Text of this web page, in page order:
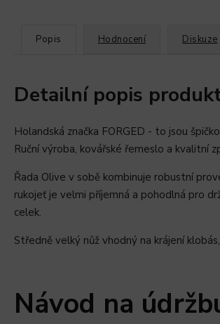
Popis Hodnocení Diskuze
Detailní popis
Holandská značka FORGED - to jsou
Ruční výroba, kovářské řemeslo a kvalitní
Řada Olive v sobě kombinuje robustní
rukojeť je velmi příjemná a pohodlná pro
celek.
Středně velký nůž vhodný na krájení
Návod na